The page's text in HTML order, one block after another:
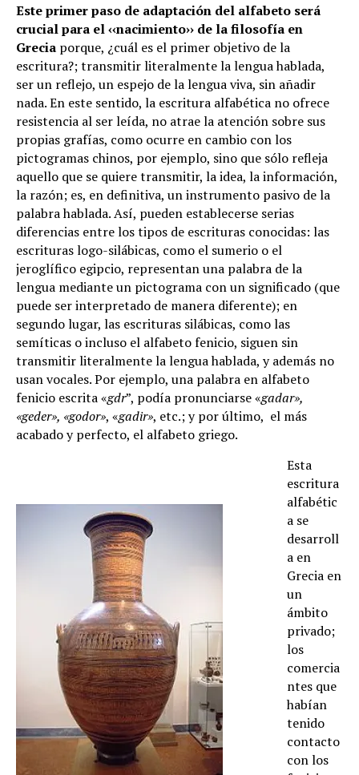
Esteprimer paso de adaptación del alfabeto será
crucial para el ‹‹nacimiento›› de la filosofía en
Grecia porque, ¿cuál es el primer objetivo de la
escritura?; transmitir literalmente la lengua hablada,
ser un reflejo, un espejo de la lengua viva, sin añadir
nada. En este sentido, la escritura alfabética no ofrece
resistencia al ser leída, no atrae la atención sobre sus
propias grafías, como ocurre en cambio con los
pictogramas chinos, por ejemplo, sino que sólo refleja
aquello que se quiere transmitir, la idea, la información,
la razón; es, en definitiva, un instrumento pasivo de la
palabra hablada. Así, pueden establecerse serias
diferencias entre los tipos de escrituras conocidas: las
escrituras logo-silábicas, como el sumerio o el
jeroglífico egipcio, representan una palabra de la
lengua mediante un pictograma con un significado (que
puede ser interpretado de manera diferente); en
segundo lugar, las escrituras silábicas, como las
semíticas o incluso el alfabeto fenicio, siguen sin
transmitir literalmente la lengua hablada, y además no
usan vocales. Por ejemplo, una palabra en alfabeto
fenicio escrita «gdr”, podía pronunciarse «gadar»,
«geder», «godor», «gadir», etc.; y por último, el más
acabado y perfecto, el alfabeto griego.
Esta
escritura
alfabétic
a se
desarroll
a en
Grecia en
un
ámbito
privado;
los
comercia
ntes que
habían
tenido
contacto
con los